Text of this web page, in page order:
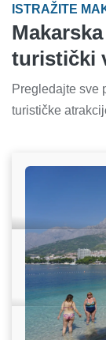
ISTRAŽITE
turistički
Pregledajte sve
turističke